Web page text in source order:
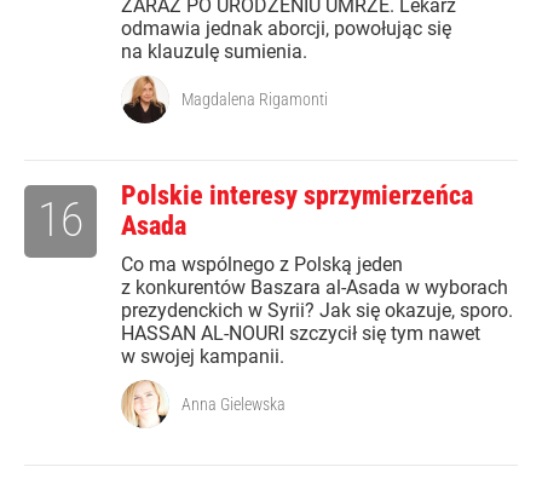
ZARAZ PO URODZENIU UMRZE. Lekarz
odmawia jednak aborcji, powołując się
na klauzulę sumienia.
Magdalena Rigamonti
Polskie interesy sprzymierzeńca
Asada
Co ma wspólnego z Polską jeden
z konkurentów Baszara al-Asada w wyborach
prezydenckich w Syrii? Jak się okazuje, sporo.
HASSAN AL-NOURI szczycił się tym nawet
w swojej kampanii.
16
Anna Gielewska